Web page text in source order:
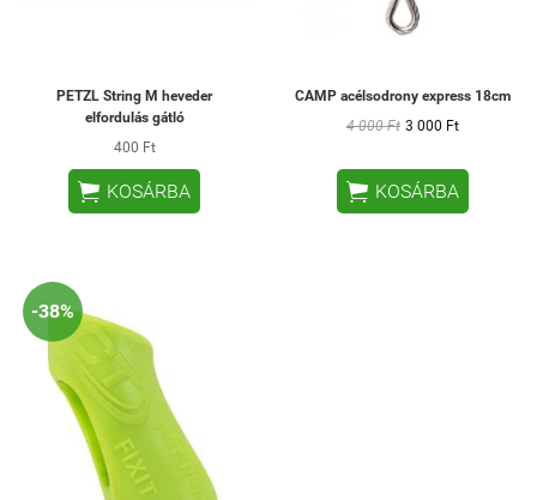
PETZL String M heveder
elfordulás gátló
400 Ft
 KOSÁRBA
CAMP acélsodrony express 18cm
4 000 Ft 3 000 Ft
 KOSÁRBA
-38%